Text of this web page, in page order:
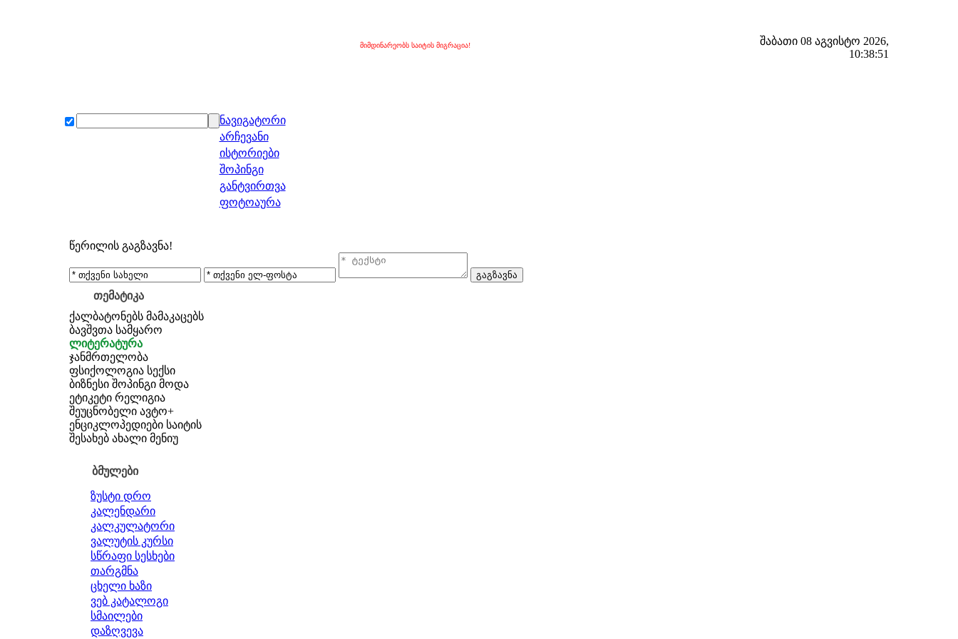
მიმდინარეობს საიტის მიგრაცია!
შაბათი 08 აგვისტო 2026,
10:38:52
ნავიგატორი
არჩევანი
ისტორიები
შოპინგი
განტვირთვა
ფოტოაურა
წერილის გაგზავნა!
თემატიკა
ქალბატონებს მამაკაცებს
ბავშვთა სამყარო
ლიტერატურა
ჯანმრთელობა
ფსიქოლოგია სექსი
ბიზნესი შოპინგი მოდა
ეტიკეტი რელიგია
შეუცნობელი ავტო+
ენციკლოპედიები საიტის
შესახებ ახალი მენიუ
ბმულები
ზუსტი დრო
კალენდარი
კალკულატორი
ვალუტის კურსი
სწრაფი სესხები
თარგმნა
ცხელი ხაზი
ვებ კატალოგი
სმაილები
დაზღვევა